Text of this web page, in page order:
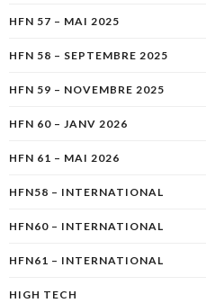
HFN 57 – MAI 2025
HFN 58 – SEPTEMBRE 2025
HFN 59 – NOVEMBRE 2025
HFN 60 – JANV 2026
HFN 61 – MAI 2026
HFN58 – INTERNATIONAL
HFN60 – INTERNATIONAL
HFN61 – INTERNATIONAL
HIGH TECH